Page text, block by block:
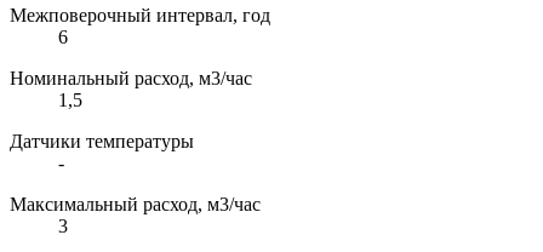
Межповерочный интервал, год
6
Номинальный расход, м3/час
1,5
Датчики температуры
-
Максимальный расход, м3/час
3